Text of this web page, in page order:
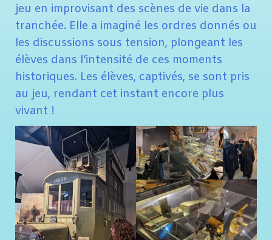
jeu en improvisant des scènes de vie dans la
tranchée. Elle a imaginé les ordres donnés ou
les discussions sous tension, plongeant les
élèves dans l’intensité de ces moments
historiques. Les élèves, captivés, se sont pris
au jeu, rendant cet instant encore plus
vivant !